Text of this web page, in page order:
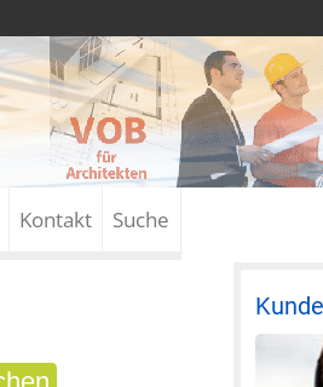
Kontakt Suche